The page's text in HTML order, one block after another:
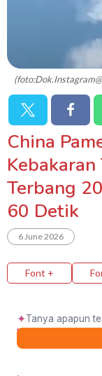
China
Terbang
60 Detik
6 June 2026
Font +
✦